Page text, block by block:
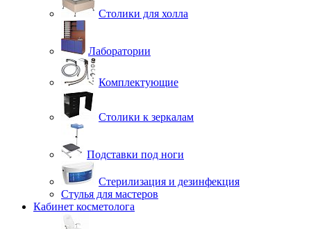
Столики для холла
Лаборатории
Комплектующие
Столики к зеркалам
Подставки под ноги
Стерилизация и дезинфекция
Стулья для мастеров
Кабинет косметолога